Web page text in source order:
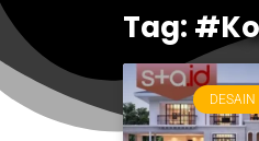
Tag:
DESAIN